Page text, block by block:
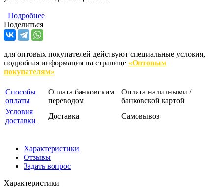
Подробнее
Поделиться
для оптовых покупателей действуют специальные условия,
подробная информация на странице «Оптовым
покупателям»
Способы
оплаты
Оплата банковским
переводом
Оплата наличными /
банковской картой
Условия
доставки
Доставка Самовывоз
Характеристики
Отзывы
Задать вопрос
Характеристики